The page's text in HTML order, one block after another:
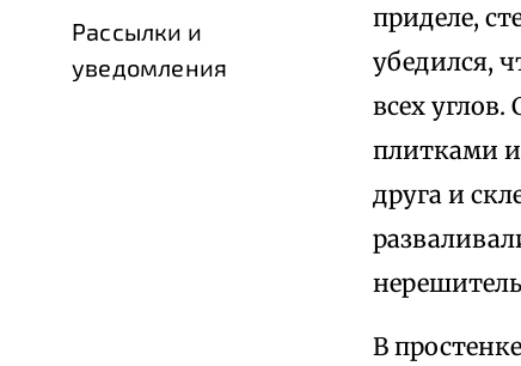
Рассылки и
уведомления
приделе,
убедился,
всех
плитками
друга и
В